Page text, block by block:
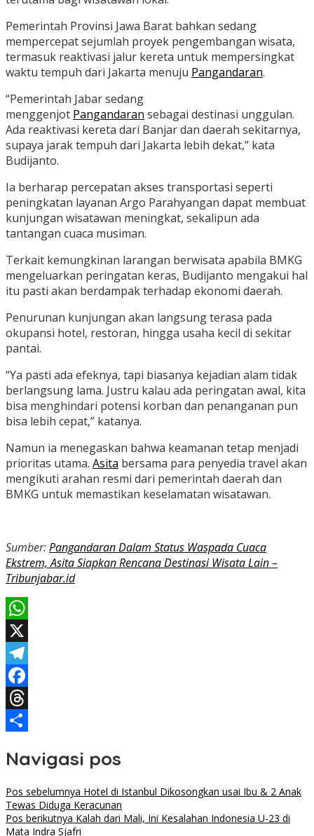
Pemerintah Provinsi Jawa Barat bahkan sedang
mempercepat sejumlah proyek pengembangan wisata,
termasuk reaktivasi jalur kereta untuk mempersingkat
waktu tempuh dari Jakarta menuju Pangandaran.
“Pemerintah Jabar sedang
menggenjot Pangandaran sebagai destinasi unggulan.
Ada reaktivasi kereta dari Banjar dan daerah sekitarnya,
supaya jarak tempuh dari Jakarta lebih dekat,” kata
Budijanto.
Ia berharap percepatan akses transportasi seperti
peningkatan layanan Argo Parahyangan dapat membuat
kunjungan wisatawan meningkat, sekalipun ada
tantangan cuaca musiman.
Terkait kemungkinan larangan berwisata apabila BMKG
mengeluarkan peringatan keras, Budijanto mengakui hal
itu pasti akan berdampak terhadap ekonomi daerah.
Penurunan kunjungan akan langsung terasa pada
okupansi hotel, restoran, hingga usaha kecil di sekitar
pantai.
“Ya pasti ada efeknya, tapi biasanya kejadian alam tidak
berlangsung lama. Justru kalau ada peringatan awal, kita
bisa menghindari potensi korban dan penanganan pun
bisa lebih cepat,” katanya.
Namun ia menegaskan bahwa keamanan tetap menjadi
prioritas utama. Asita bersama para penyedia travel akan
mengikuti arahan resmi dari pemerintah daerah dan
BMKG untuk memastikan keselamatan wisatawan.
Sumber:Pangandaran Dalam Status Waspada Cuaca
Ekstrem, Asita Siapkan Rencana Destinasi Wisata Lain –
Tribunjabar.id
WhatsApp
X
Telegram
Facebook
Threads
Navigasi pos
Pos sebelumnya Hotel di Istanbul Dikosongkan usai Ibu & 2 Anak
Tewas Diduga Keracunan
Pos berikutnya Kalah dari Mali, Ini Kesalahan Indonesia U-23 di
Mata Indra Sjafri